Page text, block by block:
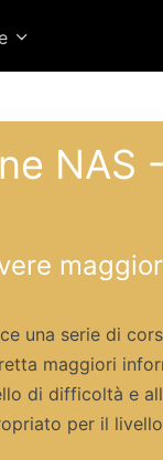
NAS
una serie di
maggiori
di difficoltà e
per il